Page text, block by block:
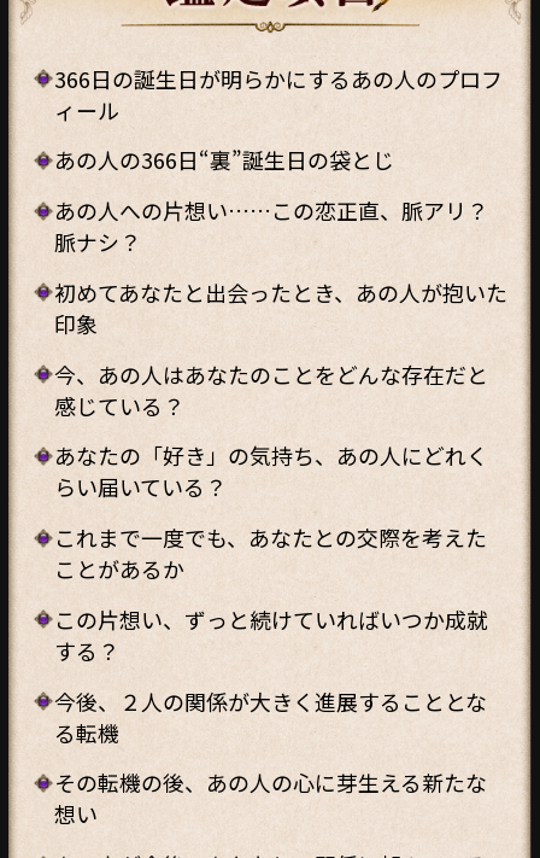
366日の誕生日が明らかにするあの人のプロフ
ィール
あの人の366日“裏”誕生日の袋とじ
あの人への片想い……この恋正直、脈アリ？
脈ナシ？
初めてあなたと出会ったとき、あの人が抱いた
印象
今、あの人はあなたのことをどんな存在だと
感じている？
あなたの「好き」の気持ち、あの人にどれく
らい届いている？
これまで一度でも、あなたとの交際を考えた
ことがあるか
この片想い、ずっと続けていればいつか成就
する？
今後、２人の関係が大きく進展することとな
る転機
その転機の後、あの人の心に芽生える新たな
想い